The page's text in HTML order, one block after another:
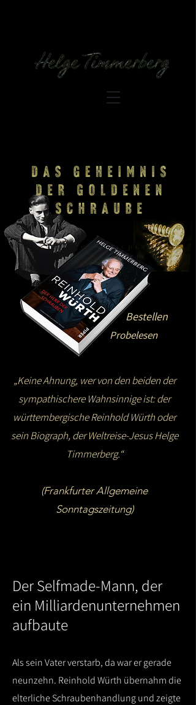
Bestellen
Probelesen
„Keine Ahnung, wer von den beiden der
sympathischere Wahnsinnige ist: der
württembergische Reinhold Würth oder
sein Biograph, der Weltreise-Jesus Helge
Timmerberg.“
(Frankfurter Allgemeine
Sonntagszeitung)
Der Selfmade-Mann, der
ein Milliardenunternehmen
aufbaute
Als sein Vater verstarb, da war er gerade
neunzehn. Reinhold Würth übernahm die
elterliche Schrauben­handlung und zeigte